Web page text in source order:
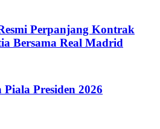
Perpanjang Kontrak
Bersama Real Madrid
Piala Presiden 2026